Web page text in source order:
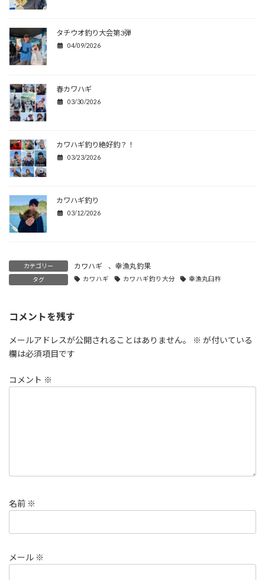
タチウオ釣り大会第3弾
04/09/2026
春カワハギ
03/30/2026
カワハギ釣り絶好釣？！
03/23/2026
カワハギ釣り
03/12/2026
カテゴリー カワハギ 、 幸漁丸釣果
タグ カワハギ カワハギ釣り大分 幸漁丸臼杵
コメントを残す
メールアドレスが公開されることはありません。 ※ が付いている
欄は必須項目です
コメント ※
名前 ※
メール ※